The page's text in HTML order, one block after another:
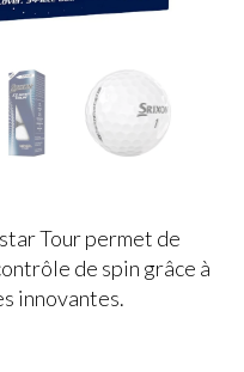
Tour permet de
de spin grâce à
innovantes.